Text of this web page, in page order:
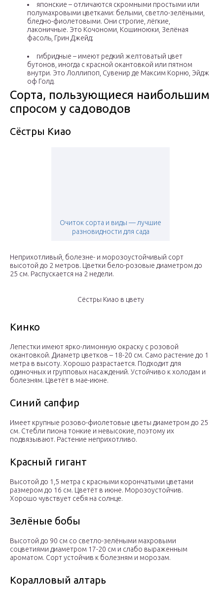
японские – отличаются скромными простыми или
полумахровыми цветками: белыми, светло-зелёными,
бледно-фиолетовыми. Они строгие, лёгкие,
лаконичные. Это Кочономи, Кошиноюки, Зелёная
фасоль, Грин Джейд;
гибридные – имеют редкий желтоватый цвет
бутонов, иногда с красной окантовкой или пятном
внутри. Это Лоллипоп, Сувенир де Максим Корню, Эйдж
оф Голд.
Сорта, пользующиеся наибольшим
спросом у садоводов
Сёстры Киао
Очиток сорта и виды — лучшие
разновидности для сада
Неприхотливый, болезне- и морозоустойчивый сорт
высотой до 2 метров. Цветки бело-розовые диаметром до
25 см. Распускается на 2 недели.
Сёстры Киао в цвету
Кинко
Лепестки имеют ярко-лимонную окраску с розовой
окантовкой. Диаметр цветков – 18-20 см. Само растение до 1
метра в высоту. Хорошо разрастается. Подходит для
одиночных и групповых насаждений. Устойчиво к холодам и
болезням. Цветёт в мае-июне.
Синий сапфир
Имеет крупные розово-фиолетовые цветы диаметром до 25
см. Стебли пиона тонкие и невысокие, поэтому их
подвязывают. Растение неприхотливо.
Красный гигант
Высотой до 1,5 метра с красными корончатыми цветами
размером до 16 см. Цветёт в июне. Морозоустойчив.
Хорошо чувствует себя на солнце.
Зелёные бобы
Высотой до 90 см со светло-зелёными махровыми
соцветиями диаметром 17-20 см и слабо выраженным
ароматом. Сорт устойчив к болезням и морозам.
Коралловый алтарь